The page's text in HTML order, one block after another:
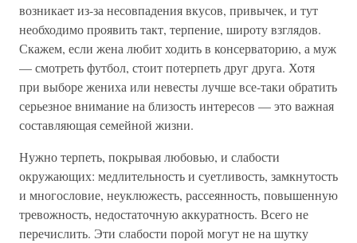
возникает из-за несовпадения вкусов, привычек, и тут
необходимо проявить такт, терпение, широту взглядов.
Скажем, если жена любит ходить в консерваторию, а муж
— смотреть футбол, стоит потерпеть друг друга. Хотя
при выборе жениха или невесты лучше все-таки обратить
серьезное внимание на близость интересов — это важная
составляющая семейной жизни.
Нужно терпеть, покрывая любовью, и слабости
окружающих: медлительность и суетливость, замкнутость
и многословие, неуклюжесть, рассеянность, повышенную
тревожность, недостаточную аккуратность. Всего не
перечислить. Эти слабости порой могут не на шутку